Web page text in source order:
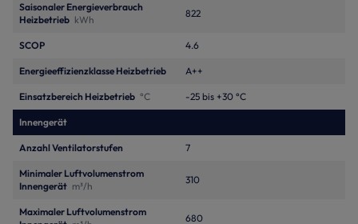
Saisonaler Energieverbrauch
Heizbetrieb kWh
822
SCOP 4.6
Energieeffizienzklasse Heizbetrieb A++
Einsatzbereich Heizbetrieb °C -25 bis +30 °C
Innengerät
Anzahl Ventilatorstufen 7
Minimaler Luftvolumenstrom
Innengerät m³/h
310
Maximaler Luftvolumenstrom
680